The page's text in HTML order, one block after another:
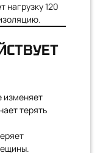
нагрузку 120
изменяет
терять